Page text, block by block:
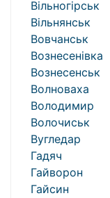
Вільногірськ
Вільнянськ
Вовчанськ
Вознесенівка
Вознесенськ
Волноваха
Володимир
Волочиськ
Вугледар
Гадяч
Гайворон
Гайсин